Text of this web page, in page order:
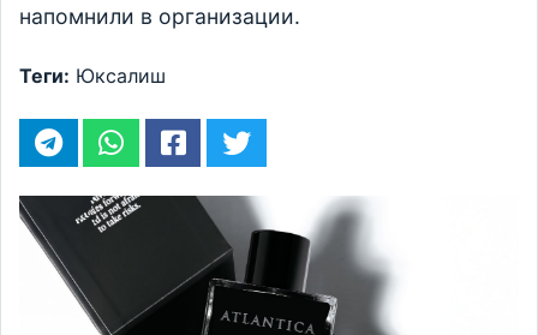
напомнили в организации.
Теги: Юксалиш